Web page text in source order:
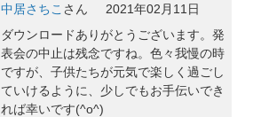
中居さちこ さん
2021年02月11日
ダウンロードありがとうございます。発
表会の中止は残念ですね。色々我慢の時
ですが、子供たちが元気で楽しく過ごし
ていけるように、少しでもお手伝いでき
れば幸いです(^o^)